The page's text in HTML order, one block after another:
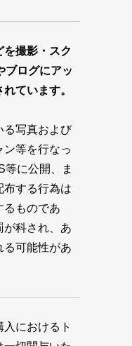
撮影・スク
ブログにアッ
ています。
る写真および
等を行なっ
等に公開、ま
布する行為は
るものであ
が科され、あ
る可能性があ
におけるト